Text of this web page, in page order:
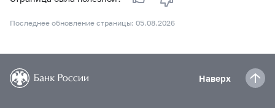
Последнее обновление страницы: 05.08.2026
Наверх